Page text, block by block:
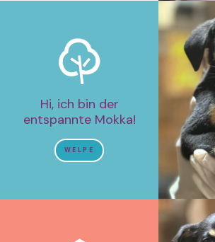
Hi, ich bin der
entspannte Mokka!
WELPE